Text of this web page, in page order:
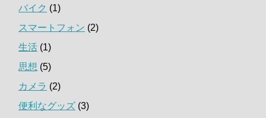
バイク (1)
スマートフォン (2)
生活 (1)
思想 (5)
カメラ (2)
便利なグッズ (3)